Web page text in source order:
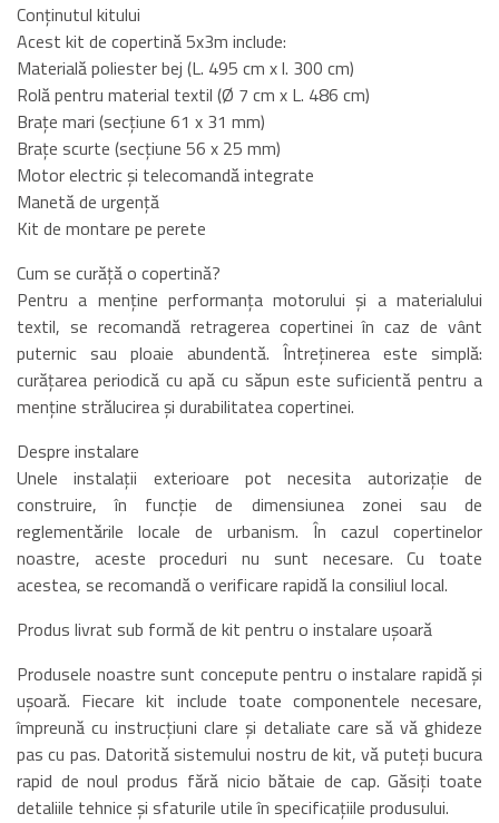
Conținutul kitului
Acest kit de copertină 5x3m include:
Materială poliester bej (L. 495 cm x l. 300 cm)
Rolă pentru material textil (Ø 7 cm x L. 486 cm)
Brațe mari (secțiune 61 x 31 mm)
Brațe scurte (secțiune 56 x 25 mm)
Motor electric și telecomandă integrate
Manetă de urgență
Kit de montare pe perete
Cum se curăță o copertină?
Pentru a menține performanța motorului și a materialului
textil, se recomandă retragerea copertinei în caz de vânt
puternic sau ploaie abundentă. Întreținerea este simplă:
curățarea periodică cu apă cu săpun este suficientă pentru a
menține strălucirea și durabilitatea copertinei.
Despre instalare
Unele instalații exterioare pot necesita autorizație de
construire, în funcție de dimensiunea zonei sau de
reglementările locale de urbanism. În cazul copertinelor
noastre, aceste proceduri nu sunt necesare. Cu toate
acestea, se recomandă o verificare rapidă la consiliul local.
Produs livrat sub formă de kit pentru o instalare ușoară
Produsele noastre sunt concepute pentru o instalare rapidă și
ușoară. Fiecare kit include toate componentele necesare,
împreună cu instrucțiuni clare și detaliate care să vă ghideze
pas cu pas. Datorită sistemului nostru de kit, vă puteți bucura
rapid de noul produs fără nicio bătaie de cap. Găsiți toate
detaliile tehnice și sfaturile utile în specificațiile produsului.